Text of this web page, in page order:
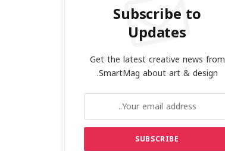
Subscribe to
Updates
Get the latest creative news from
SmartMag about art & design.